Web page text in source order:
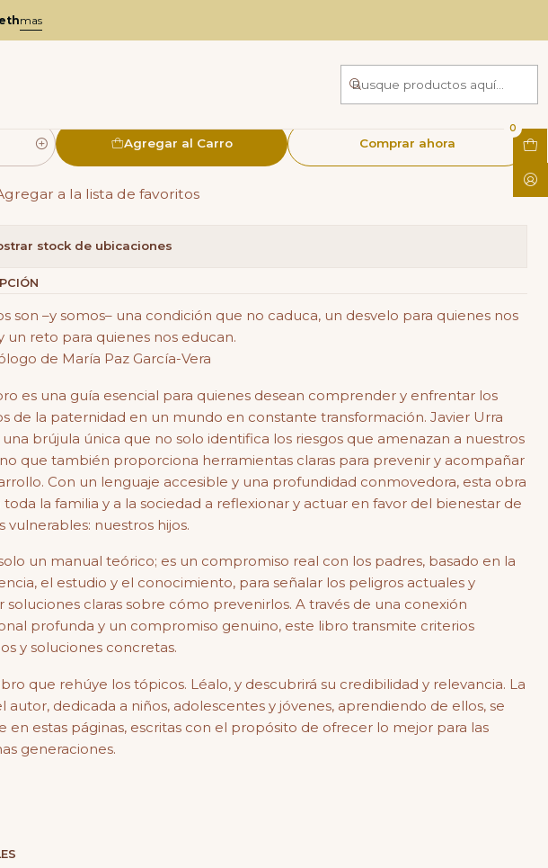
0
mas de riesgos
Prevención de riesgos
Agregar al Carro Comprar ahora
a la lista de favoritos
stock de ubicaciones
son –y somos– una condición que no caduca, un desvelo para quienes nos
un reto para quienes nos educan.
de María Paz García-Vera
es una guía esencial para quienes desean comprender y enfrentar los
de la paternidad en un mundo en constante transformación. Javier Urra
brújula única que no solo identifica los riesgos que amenazan a nuestros
que también proporciona herramientas claras para prevenir y acompañar
Con un lenguaje accesible y una profundidad conmovedora, esta obra
toda la familia y a la sociedad a reflexionar y actuar en favor del bienestar de
vulnerables: nuestros hijos.
un manual teórico; es un compromiso real con los padres, basado en la
el estudio y el conocimiento, para señalar los peligros actuales y
soluciones claras sobre cómo prevenirlos. A través de una conexión
profunda y un compromiso genuino, este libro transmite criterios
y soluciones concretas.
que rehúye los tópicos. Léalo, y descubrirá su credibilidad y relevancia. La
autor, dedicada a niños, adolescentes y jóvenes, aprendiendo de ellos, se
en estas páginas, escritas con el propósito de ofrecer lo mejor para las
generaciones.